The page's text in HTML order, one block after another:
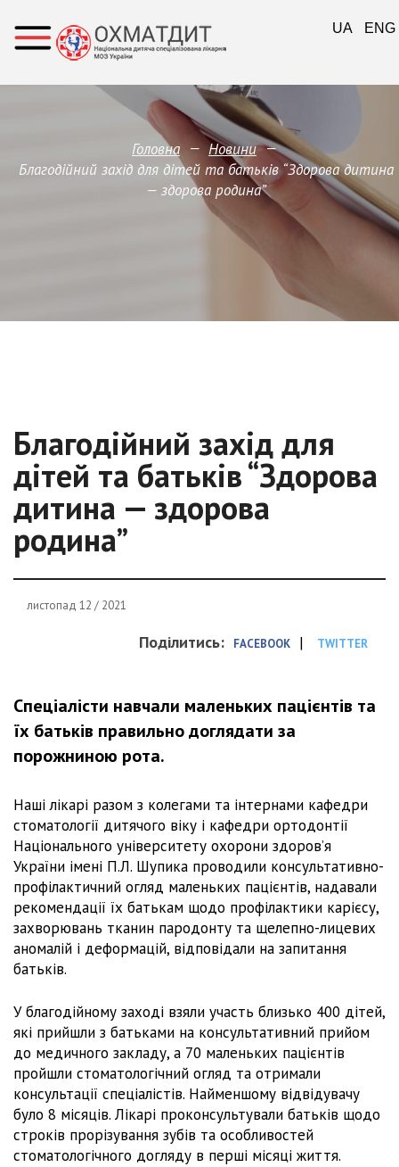
Головна — Новини —
Благодійний захід для дітей та батьків “Здорова дитина
— здорова родина”
Благодійний захід для
дітей та батьків “Здорова
дитина — здорова
родина”
листопад 12 / 2021
Поділитись: FACEBOOK | TWITTER
Спеціалісти навчали маленьких пацієнтів та
їх батьків правильно доглядати за
порожниною рота.
Наші лікарі разом з колегами та інтернами кафедри
стоматології дитячого віку і кафедри ортодонтії
Національного університету охорони здоров’я
України імені П.Л. Шупика проводили консультативно-
профілактичний огляд маленьких пацієнтів, надавали
рекомендації їх батькам щодо профілактики карієсу,
захворювань тканин пародонту та щелепно-лицевих
аномалій і деформацій, відповідали на запитання
батьків.
У благодійному заході взяли участь близько 400 дітей,
які прийшли з батьками на консультативний прийом
до медичного закладу, а 70 маленьких пацієнтів
пройшли стоматологічний огляд та отримали
консультації спеціалістів. Найменшому відвідувачу
було 8 місяців. Лікарі проконсультували батьків щодо
строків прорізування зубів та особливостей
стоматологічного догляду в перші місяці життя.
UA ENG